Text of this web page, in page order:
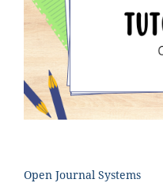
Open Journal Systems